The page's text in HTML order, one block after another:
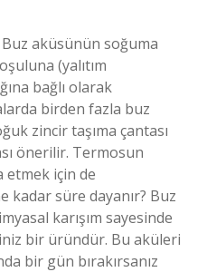
Buz aküsünün soğuma
(yalıtım
bağlı olarak
birden fazla buz
zincir taşıma çantası
önerilir. Termosun
etmek için de
kadar süre dayanır? Buz
karışım sayesinde
bir üründür. Bu aküleri
bir gün bırakırsanız